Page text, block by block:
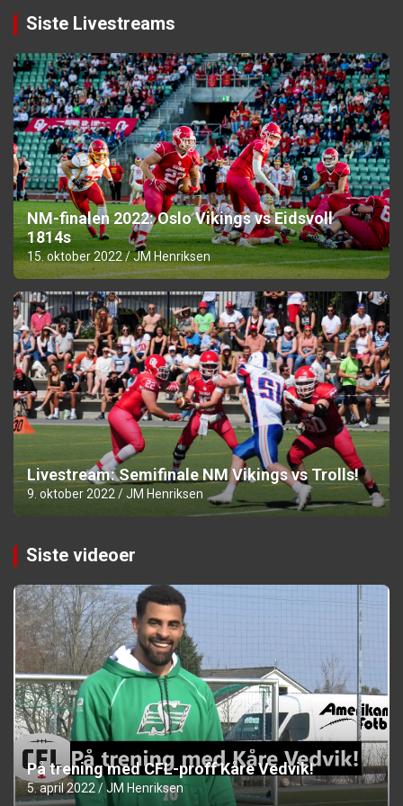
Siste Livestreams
NM-finalen 2022: Oslo Vikings vs Eidsvoll
1814s
15. oktober 2022 JM Henriksen
Livestream: Semifinale NM Vikings vs Trolls!
9. oktober 2022 JM Henriksen
Siste videoer
På trening med CFL-proff Kåre Vedvik!
5. april 2022 JM Henriksen